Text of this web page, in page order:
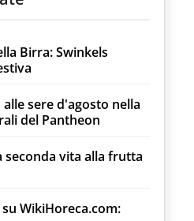
Birra: Swinkels
alle sere d'agosto nella
del Pantheon
seconda vita alla frutta
WikiHoreca.com: